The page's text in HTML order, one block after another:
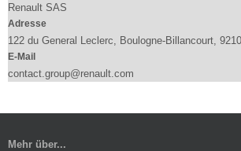
Renault SAS
Adresse
122 du General Leclerc, Boulogne-Billancourt,
E-Mail
contact.group@renault.com
Mehr über...